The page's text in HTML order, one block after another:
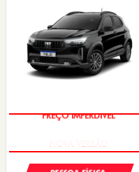
PREÇO IMPERDÍVEL